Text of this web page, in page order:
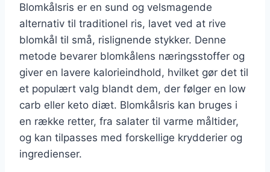
Blomkålsris er en sund og velsmagende
alternativ til traditionel ris, lavet ved at rive
blomkål til små, rislignende stykker. Denne
metode bevarer blomkålens næringsstoffer og
giver en lavere kalorieindhold, hvilket gør det til
et populært valg blandt dem, der følger en low
carb eller keto diæt. Blomkålsris kan bruges i
en række retter, fra salater til varme måltider,
og kan tilpasses med forskellige krydderier og
ingredienser.